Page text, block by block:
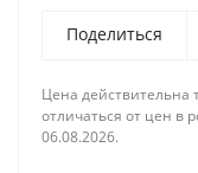
Поделиться
Цена действительна
отличаться от цен в
06.08.2026.